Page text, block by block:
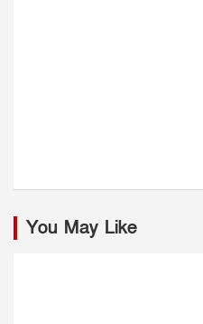
You May Like